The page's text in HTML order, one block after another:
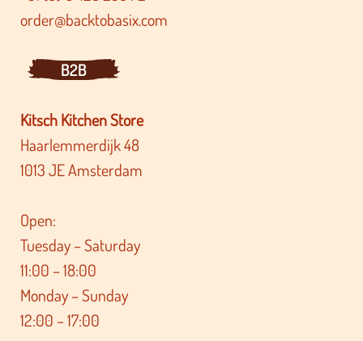
order@backtobasix.com
B2B
Kitsch Kitchen Store
Haarlemmerdijk 48
1013 JE Amsterdam
Open:
Tuesday – Saturday
11:00 – 18:00
Monday – Sunday
12:00 – 17:00